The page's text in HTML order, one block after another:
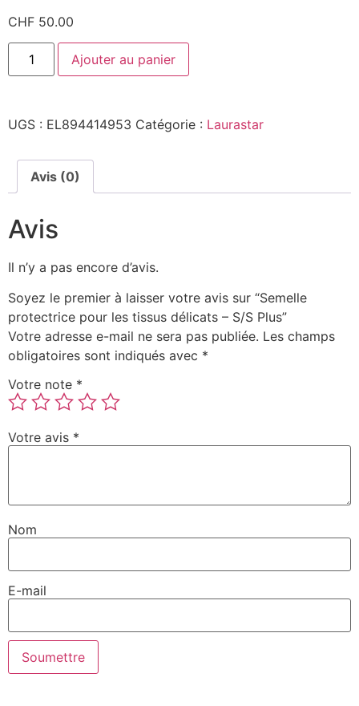
CHF 50.00
Ajouter au panier
UGS : EL894414953 Catégorie : Laurastar
Avis (0)
Avis
Il n’y a pas encore d’avis.
Soyez le premier à laisser votre avis sur “Semelle
protectrice pour les tissus délicats – S/S Plus”
Votre adresse e-mail ne sera pas publiée. Les champs
obligatoires sont indiqués avec *
Votre note *
Votre avis *
Nom
E-mail